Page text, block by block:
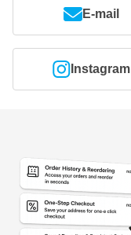
E-mail
Instagram